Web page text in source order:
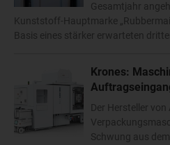
Gesamtjahr
Kunststoff-Hauptmarke
Basis eines stärker erwarteten
Krones:
Der Hersteller von
Schwung aus